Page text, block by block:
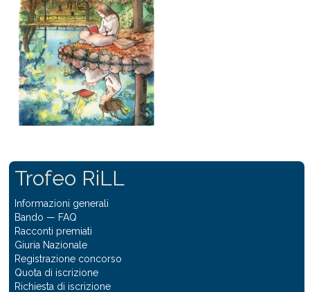
Trofeo RiLL
Informazioni generali
Bando — FAQ
Racconti premiati
Giuria Nazionale
Registrazione concorso
Quota di iscrizione
Richiesta di iscrizione